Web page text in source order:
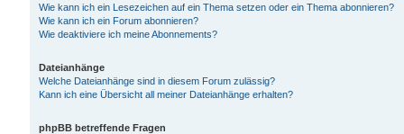
Wie kann ich ein Lesezeichen auf ein Thema setzen oder ein Thema abonnieren?
Wie kann ich ein Forum abonnieren?
Wie deaktiviere ich meine Abonnements?
Dateianhänge
Welche Dateianhänge sind in diesem Forum zulässig?
Kann ich eine Übersicht all meiner Dateianhänge erhalten?
phpBB betreffende Fragen